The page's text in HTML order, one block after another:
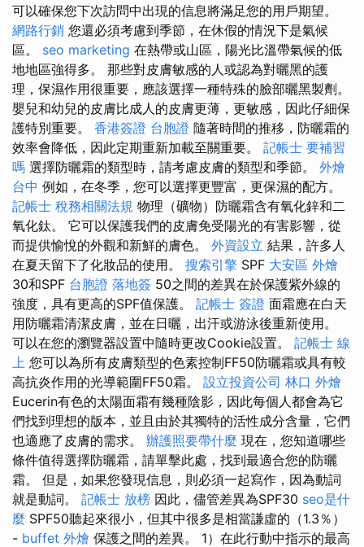
可以確保您下次訪問中出現的信息將滿足您的用戶期望。
網路行銷 您還必須考慮到季節，在休假的情況下是氣候
區。 seo marketing 在熱帶或山區，陽光比溫帶氣候的低
地地區強得多。 那些對皮膚敏感的人或認為對曬黑的護
理，保濕作用很重要，應該選擇一種特殊的臉部曬黑製劑。
嬰兒和幼兒的皮膚比成人的皮膚更薄，更敏感，因此仔細保
護特別重要。 香港簽證 台胞證 隨著時間的推移，防曬霜的
效率會降低，因此定期重新加載至關重要。 記帳士 要補習
嗎 選擇防曬霜的類型時，請考慮皮膚的類型和季節。 外燴
台中 例如，在冬季，您可以選擇更豐富，更保濕的配方。
記帳士 稅務相關法規 物理（礦物）防曬霜含有氧化鋅和二
氧化鈦。 它可以保護我們的皮膚免受陽光的有害影響，從
而提供愉悅的外觀和新鮮的膚色。 外資設立 結果，許多人
在夏天留下了化妝品的使用。 搜索引擎 SPF 大安區 外燴
30和SPF 台胞證 落地簽 50之間的差異在於保護紫外線的
強度，具有更高的SPF值保護。 記帳士 簽證 面霜應在白天
用防曬霜清潔皮膚，並在日曬，出汗或游泳後重新使用。
可以在您的瀏覽器設置中隨時更改Cookie設置。 記帳士 線
上 您可以為所有皮膚類型的色素控制FF50防曬霜或具有較
高抗炎作用的光導範圍FF50霜。 設立投資公司 林口 外燴
Eucerin有色的太陽面霜有幾種陰影，因此每個人都會為它
們找到理想的版本，並且由於其獨特的活性成分含量，它們
也適應了皮膚的需求。 辦護照要帶什麼 現在，您知道哪些
條件值得選擇防曬霜，請單擊此處，找到最適合您的防曬
霜。 但是，如果您發現信息，則必須一起寫作，因為動詞
就是動詞。 記帳士 放榜 因此，儘管差異為SPF30 seo是什
麼 SPF50聽起來很小，但其中很多是相當謙虛的（1.3％）
- buffet 外燴 保護之間的差異。 1）在此行動中指示的最高